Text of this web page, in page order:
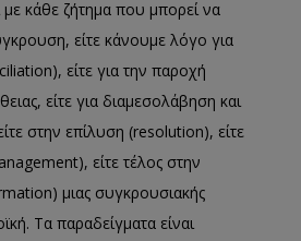
κάθε ζήτημα που μπορεί να
είτε κάνουμε λόγο για
είτε για την παροχή
είτε για διαμεσολάβηση και
στην επίλυση (resolution), είτε
είτε τέλος στην
μιας συγκρουσιακής
Τα παραδείγματα είναι